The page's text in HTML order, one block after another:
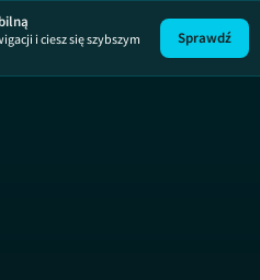
naj... 66 naj..., sezon 1,
i ciesz się szybszym
Sprawdź